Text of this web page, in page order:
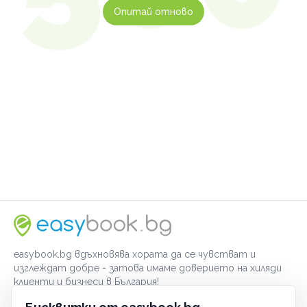
Опитай отново
easybook.bg вдъхновява хората да се чувстват и
изглеждат добре - затова имаме доверието на хиляди
клиенти и бизнеси в България!